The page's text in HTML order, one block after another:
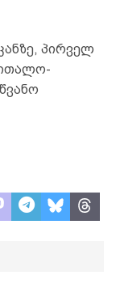
პირველ